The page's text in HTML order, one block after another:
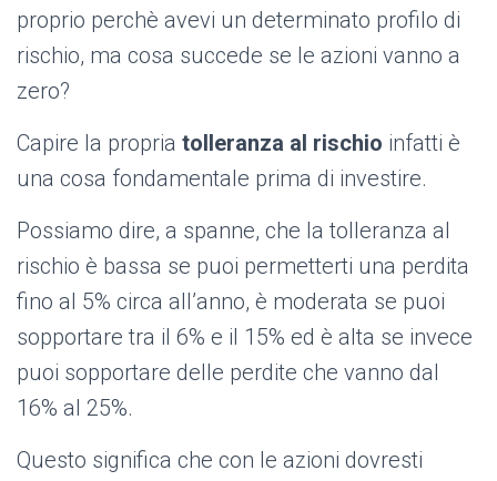
proprio perchè avevi un determinato profilo di
rischio, ma cosa succede se le azioni vanno a
zero?
Capire la propria tolleranza al rischio infatti è
una cosa fondamentale prima di investire.
Possiamo dire, a spanne, che la tolleranza al
rischio è bassa se puoi permetterti una perdita
fino al 5% circa all’anno, è moderata se puoi
sopportare tra il 6% e il 15% ed è alta se invece
puoi sopportare delle perdite che vanno dal
16% al 25%.
Questo significa che con le azioni dovresti